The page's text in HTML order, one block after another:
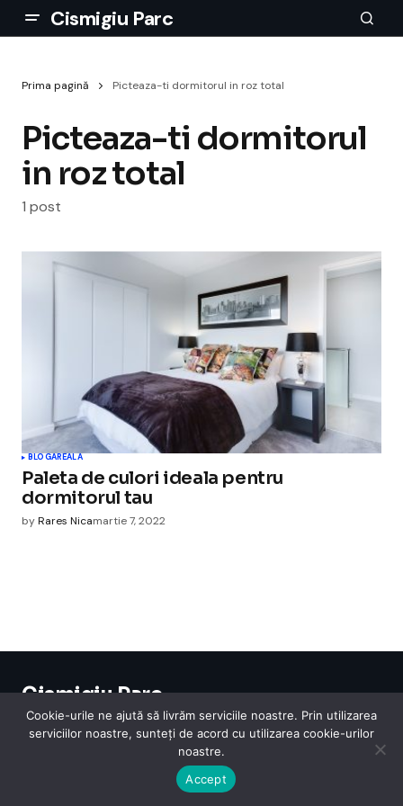
Cismigiu Parc
Prima pagină Picteaza-ti dormitorul in roz total
Picteaza-ti dormitorul
in roz total
1 post
BLOGAREALA
Paleta de culori ideala pentru
dormitorul tau
byRares Nicamartie 7, 2022
Cismigiu Parc
© 2024 CismigiuParc. All Rights Reserved.
Internet Legislatie Medical Moda Sarbatori Telefoane
Cookie-urile ne ajută să livrăm serviciile noastre. Prin utilizarea
serviciilor noastre, sunteți de acord cu utilizarea cookie-urilor
noastre.
Accept